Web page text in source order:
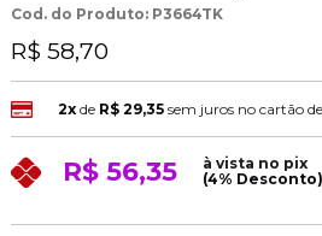
Cod. do Produto: P3664TK
R$ 58,70
2xde R$ 29,35 sem juros no cartão
R$ 56,35
à vista no pix
(4% Desconto)